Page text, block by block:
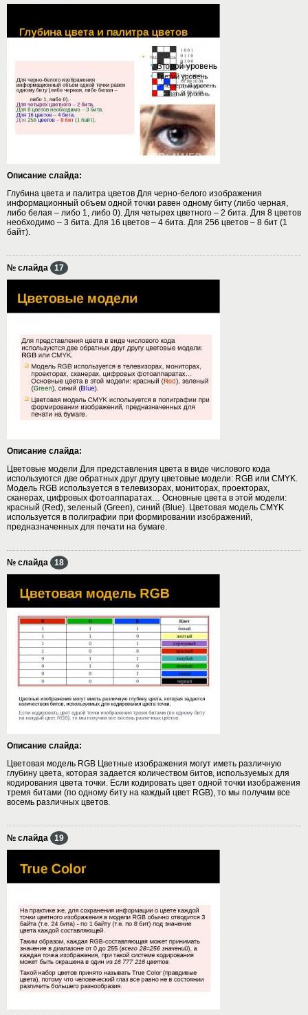
Описание слайда:
Глубина цвета и палитра цветов Для черно-белого изображения
информационный объем одной точки равен одному биту (либо черная,
либо белая – либо 1, либо 0). Для четырех цветного – 2 бита. Для 8 цветов
необходимо – 3 бита. Для 16 цветов – 4 бита. Для 256 цветов – 8 бит (1
байт).
№ слайда 17
Описание слайда:
Цветовые модели Для представления цвета в виде числового кода
используются две обратных друг другу цветовые модели: RGB или CMYK.
Модель RGB используется в телевизорах, мониторах, проекторах,
сканерах, цифровых фотоаппаратах… Основные цвета в этой модели:
красный (Red), зеленый (Green), синий (Blue). Цветовая модель CMYK
используется в полиграфии при формировании изображений,
предназначенных для печати на бумаге.
№ слайда 18
Описание слайда:
Цветовая модель RGB Цветные изображения могут иметь различную
глубину цвета, которая задается количеством битов, используемых для
кодирования цвета точки. Если кодировать цвет одной точки изображения
тремя битами (по одному биту на каждый цвет RGB), то мы получим все
восемь различных цветов.
№ слайда 19